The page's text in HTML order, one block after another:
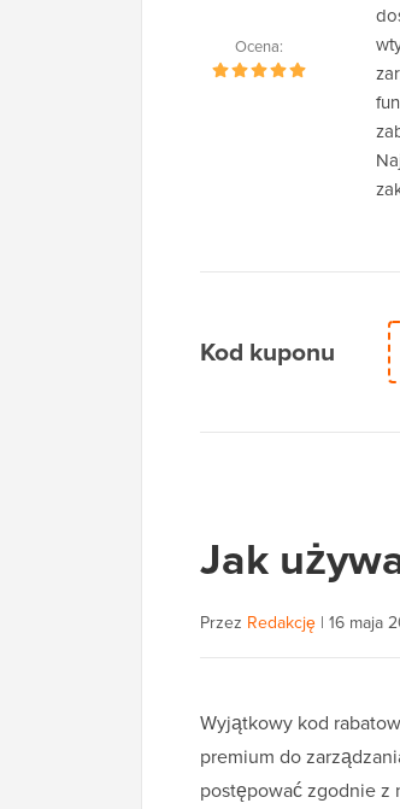
Ocena:
Kod kuponu
Jak
Przez Redakcję | 16 maja
Wyjątkowy kod
premium do
postępować zgodnie z